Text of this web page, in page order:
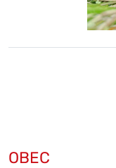
OBEC